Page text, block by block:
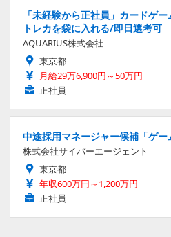
「未経験から正社員」カードゲ
トレカを袋に入れる/即日選考可
AQUARIUS株式会社
東京都
月給29万6,900円～50万円
正社員
中途採用マネージャー候補「ゲー
株式会社サイバーエージェント
東京都
年収600万円～1,200万円
正社員